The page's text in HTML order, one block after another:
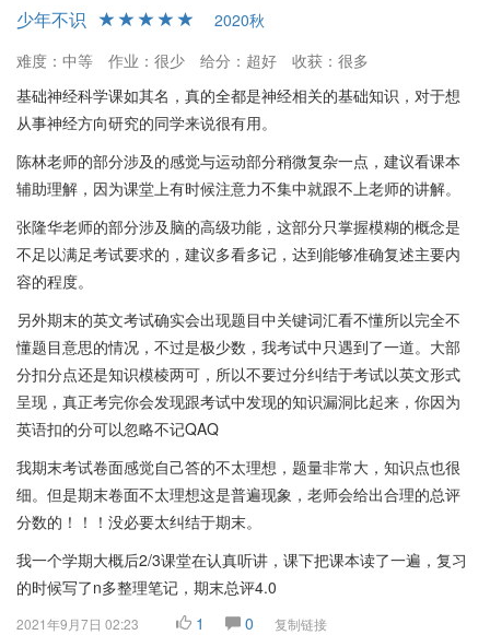
少年不识
2020秋
难度：中等
作业：很少 给分：超好
收获：很多
基础神经科学课如其名，真的全都是神经相关的基础知识，对于想
从事神经方向研究的同学来说很有用。
陈林老师的部分涉及的感觉与运动部分稍微复杂一点，建议看课本
辅助理解，因为课堂上有时候注意力不集中就跟不上老师的讲解。
张隆华老师的部分涉及脑的高级功能，这部分只掌握模糊的概念是
不足以满足考试要求的，建议多看多记，达到能够准确复述主要内
容的程度。
另外期末的英文考试确实会出现题目中关键词汇看不懂所以完全不
懂题目意思的情况，不过是极少数，我考试中只遇到了一道。大部
分扣分点还是知识模棱两可，所以不要过分纠结于考试以英文形式
呈现，真正考完你会发现跟考试中发现的知识漏洞比起来，你因为
英语扣的分可以忽略不记QAQ
我期末考试卷面感觉自己答的不太理想，题量非常大，知识点也很
细。但是期末卷面不太理想这是普遍现象，老师会给出合理的总评
分数的！！！没必要太纠结于期末。
我一个学期大概后2/3课堂在认真听讲，课下把课本读了一遍，复习
的时候写了n多整理笔记，期末总评4.0
2021年9月7日 02:23 1 0 复制链接